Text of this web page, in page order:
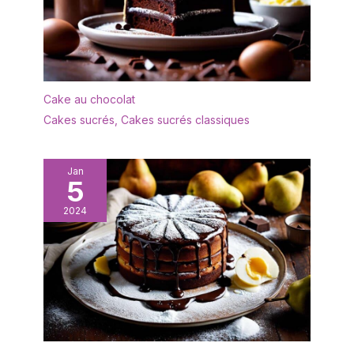
tomber sur les aliments. Il
est idéal pour le thé de
l'après-midi, les fêtes
d'anniversaire et les
repas de famille.
présentoir à gâteaux
fabriqué en bois, sans
BPA, sain et écologique,
vous pouvez donc
l'utiliser sans hésitation.
Le présentoir à gâteaux
est transparent et
élégant, léger et facile à
transporter, et sûr à
utiliser. Il est idéal comme
cadeau de bienvenue
pour vos amis et voisins,
comme cadeau de
Cake au chocolat
Cakes sucrés Cakes sucrés classiques
Jan
5
2024